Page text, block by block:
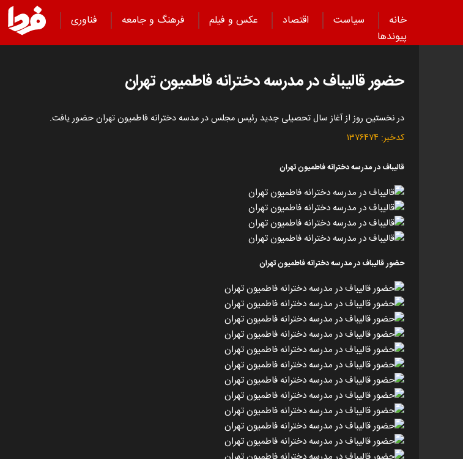
خانه سیاست اقتصاد عکس و فیلم فرهنگ و جامعه
فناوری
پیوند‌ها
حضور قالیباف در مدرسه دخترانه فاطمیون تهران
در نخستین روز از آغاز سال تحصیلی جدید رئیس مجلس در مدسه دخترانه فاطمیون تهران حضور یافت.
کدخبر: ۱۳۷۶۴۷۴
قالیباف در مدرسه دخترانه فاطمیون تهران
حضور قالیباف در مدرسه دخترانه فاطمیون تهران